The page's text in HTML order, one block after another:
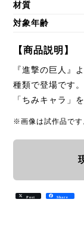
材質
対象年齢
【商品説明】
『進撃の巨人』
種類で登場です
「ちみキャラ」
※画像は試作品です
Post Share